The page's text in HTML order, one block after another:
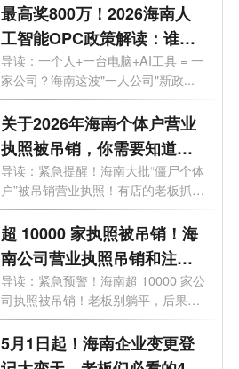
最高奖800万！2026海南人
工智能OPC政策解读：谁可
以拿、能拿多少、怎么落
地？一文了解！
导读：一个人+一台电脑+AI工具 = 一
家公司？海南这波"一人公司"新政...
关于2026年海南个体户营业
执照被吊销，你需要知道的
10大问题
导读：紧急提醒！海南大批“僵尸个体
户”被吊销营业执照！有店的老板抓
紧...
超 10000 家执照被吊销！海
南公司营业执照吊销和注销
一样吗？企业被吊销后应该
怎么处理？看这篇就够了！
导读：紧急预警！海南超 10000 家公
司执照被吊销！老板别躺平，后果直
接影...
5月1日起！海南企业变更登